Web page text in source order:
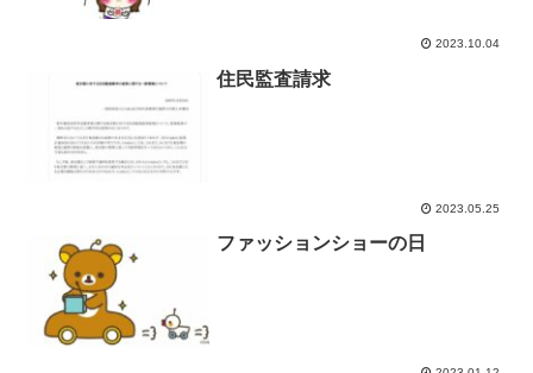
2023.10.04
住民監査請求
2023.05.25
ファッションショーの日